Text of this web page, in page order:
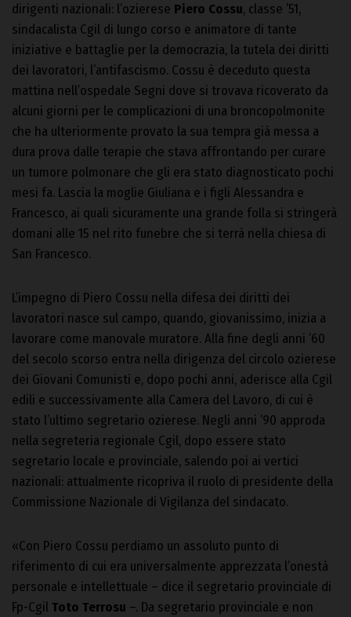
dirigenti nazionali: l’ozierese Piero Cossu, classe ’51,
sindacalista Cgil di lungo corso e animatore di tante
iniziative e battaglie per la democrazia, la tutela dei diritti
dei lavoratori, l’antifascismo. Cossu è deceduto questa
mattina nell’ospedale Segni dove si trovava ricoverato da
alcuni giorni per le complicazioni di una broncopolmonite
che ha ulteriormente provato la sua tempra già messa a
dura prova dalle terapie che stava affrontando per curare
un tumore polmonare che gli era stato diagnosticato pochi
mesi fa. Lascia la moglie Giuliana e i figli Alessandra e
Francesco, ai quali sicuramente una grande folla si stringerà
domani alle 15 nel rito funebre che si terrà nella chiesa di
San Francesco.
L’impegno di Piero Cossu nella difesa dei diritti dei
lavoratori nasce sul campo, quando, giovanissimo, inizia a
lavorare come manovale muratore. Alla fine degli anni ’60
del secolo scorso entra nella dirigenza del circolo ozierese
dei Giovani Comunisti e, dopo pochi anni, aderisce alla Cgil
edili e successivamente alla Camera del Lavoro, di cui è
stato l’ultimo segretario ozierese. Negli anni ’90 approda
nella segreteria regionale Cgil, dopo essere stato
segretario locale e provinciale, salendo poi ai vertici
nazionali: attualmente ricopriva il ruolo di presidente della
Commissione Nazionale di Vigilanza del sindacato.
«Con Piero Cossu perdiamo un assoluto punto di
riferimento di cui era universalmente apprezzata l’onestà
personale e intellettuale – dice il segretario provinciale di
Fp-Cgil Toto Terrosu –. Da segretario provinciale e non